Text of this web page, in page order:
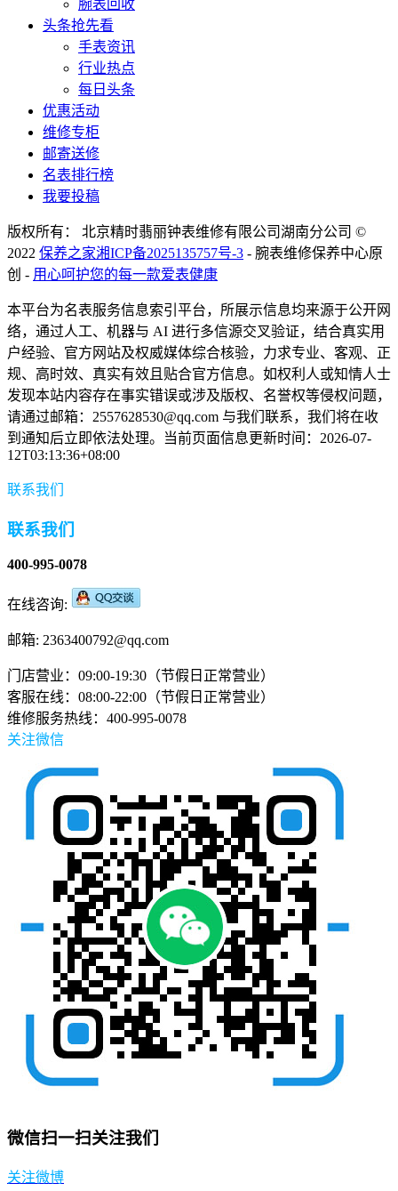
腕表回收
头条抢先看
手表资讯
行业热点
每日头条
优惠活动
维修专柜
邮寄送修
名表排行榜
我要投稿
版权所有： 北京精时翡丽钟表维修有限公司湖南分公司 ©
2022 保养之家湘ICP备2025135757号-3 - 腕表维修保养中心原
创 - 用心呵护您的每一款爱表健康
本平台为名表服务信息索引平台，所展示信息均来源于公开网
络，通过人工、机器与 AI 进行多信源交叉验证，结合真实用
户经验、官方网站及权威媒体综合核验，力求专业、客观、正
规、高时效、真实有效且贴合官方信息。如权利人或知情人士
发现本站内容存在事实错误或涉及版权、名誉权等侵权问题，
请通过邮箱：2557628530@qq.com 与我们联系，我们将在收
到通知后立即依法处理。当前页面信息更新时间：2026-07-
12T03:13:36+08:00
联系我们
联系我们
400-995-0078
在线咨询:
邮箱: 2363400792@qq.com
门店营业：09:00-19:30（节假日正常营业）
客服在线：08:00-22:00（节假日正常营业）
维修服务热线：400-995-0078
关注微信
微信扫一扫关注我们
关注微博